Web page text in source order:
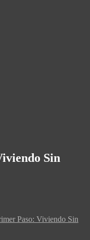
Sin
Paso: Viviendo Sin